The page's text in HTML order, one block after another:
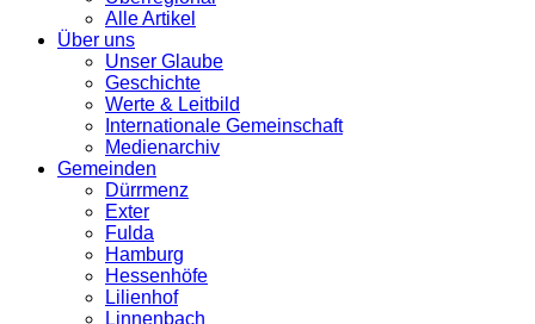
Alle Artikel
Über uns
Unser Glaube
Geschichte
Werte & Leitbild
Internationale Gemeinschaft
Medienarchiv
Gemeinden
Dürrmenz
Exter
Fulda
Hamburg
Hessenhöfe
Lilienhof
Linnenbach